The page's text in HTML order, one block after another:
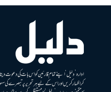
ادارہ ’دلیل‘ اپنے تمام قارئین کو اس بات کی دعوت
کر اظہار کریں اور اس کے لیے ہر تحریر پر تبصرے